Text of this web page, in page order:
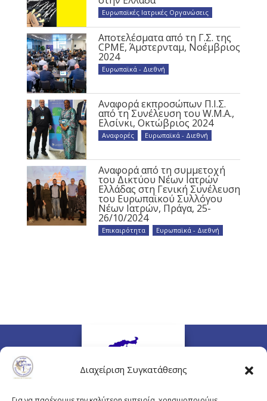
Διαχείριση Συγκατάθεσης
Ευρωπαϊκές Ιατρικές Οργανώσεις
Αποτελέσματα από τη Γ.Σ. της
CPME, Άμστερνταμ, Νοέμβριος
2024
Ευρωπαϊκά - Διεθνή
Αναφορά εκπροσώπων Π.Ι.Σ.
από τη Συνέλευση του W.M.A.,
Ελσίνκι, Οκτώβριος 2024
Αναφορές Ευρωπαϊκά - Διεθνή
Αναφορά από τη συμμετοχή
του Δικτύου Νέων Ιατρών
Ελλάδας στη Γενική Συνέλευση
του Ευρωπαϊκού Συλλόγου
Νέων Ιατρών, Πράγα, 25-
26/10/2024
Επικαιρότητα Ευρωπαϊκά - Διεθνή